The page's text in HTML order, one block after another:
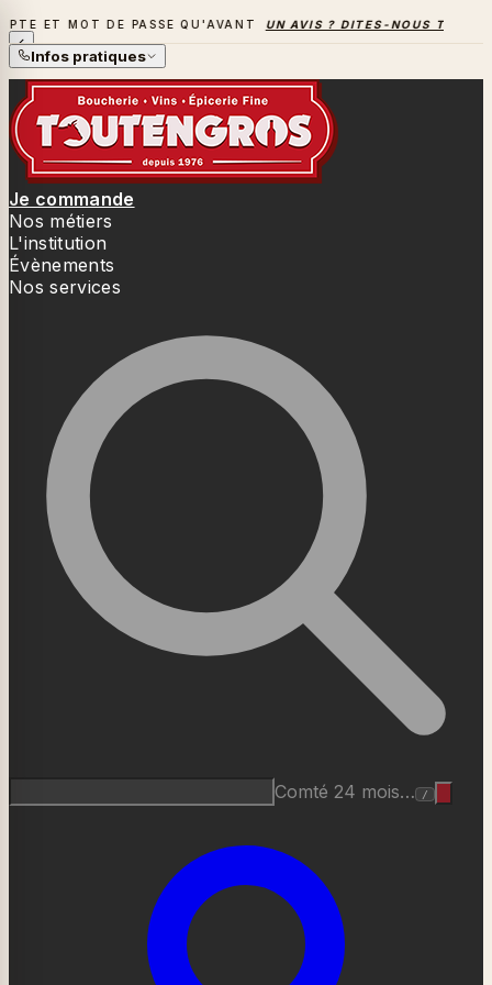
DE PASSE QU'AVANT UN AVIS ? DITES-NOUS TOUT →
LA SAISON DES BARBECUES BAT SON PLEIN
Infos pratiques
Je commande
Nos métiers
L'institution
Évènements
Nos services
Roquefort AOP… /